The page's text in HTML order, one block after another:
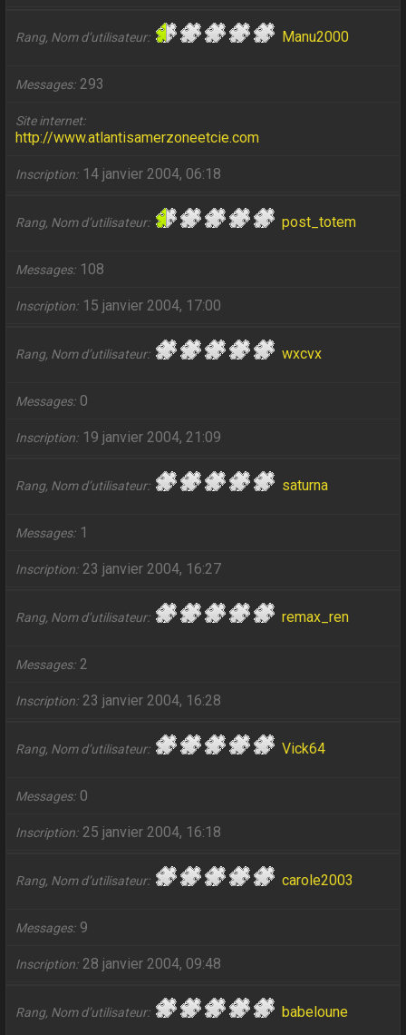
Rang, Nom d’utilisateur Manu2000
Messages 293
Site internet
http://www.atlantisamerzoneetcie.com
Inscription 14 janvier 2004, 06:18
Rang, Nom d’utilisateur post_totem
Messages 108
Inscription 15 janvier 2004, 17:00
Rang, Nom d’utilisateur wxcvx
Messages 0
Inscription 19 janvier 2004, 21:09
Rang, Nom d’utilisateur saturna
Messages 1
Inscription 23 janvier 2004, 16:27
Rang, Nom d’utilisateur remax_ren
Messages 2
Inscription 23 janvier 2004, 16:28
Rang, Nom d’utilisateur Vick64
Messages 0
Inscription 25 janvier 2004, 16:18
Rang, Nom d’utilisateur carole2003
Messages 9
Inscription 28 janvier 2004, 09:48
Rang, Nom d’utilisateur babeloune